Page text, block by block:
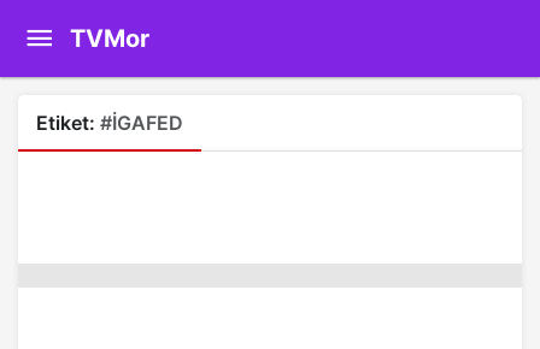
TVMor
Etiket: #İGAFED